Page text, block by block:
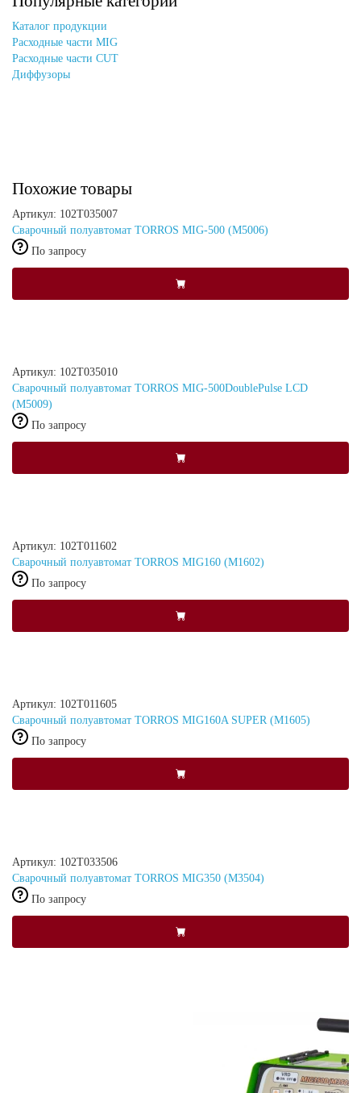
Каталог продукции
Расходные части MIG
Расходные части CUT
Диффузоры
Похожие товары
Артикул: 102Т035007
Сварочный полуавтомат TORROS MIG-500 (M5006)
По запросу
Артикул: 102T035010
Сварочный полуавтомат TORROS MIG-500DoublePulse LCD
(M5009)
По запросу
Артикул: 102T011602
Сварочный полуавтомат TORROS MIG160 (M1602)
По запросу
Артикул: 102Т011605
Сварочный полуавтомат TORROS MIG160A SUPER (M1605)
По запросу
Артикул: 102Т033506
Сварочный полуавтомат TORROS MIG350 (M3504)
По запросу